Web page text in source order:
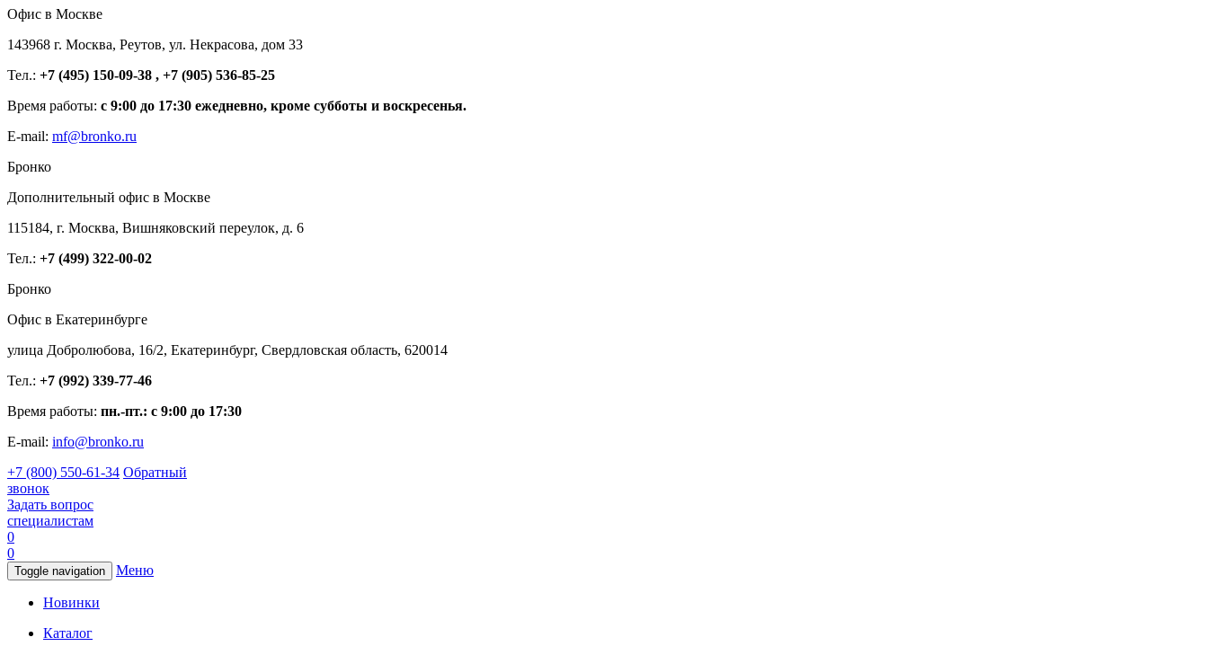
Офис в Москве
143968 г. Москва, Реутов, ул. Некрасова, дом 33
Тел.: +7 (495) 150-09-38 , +7 (905) 536-85-25
Время работы: с 9:00 до 17:30 ежедневно, кроме субботы и воскресенья.
E-mail: mf@bronko.ru
Бронко
Дополнительный офис в Москве
115184, г. Москва, Вишняковский переулок, д. 6
Тел.: +7 (499) 322-00-02
Бронко
Офис в Екатеринбурге
улица Добролюбова, 16/2, Екатеринбург, Свердловская область, 620014
Тел.: +7 (992) 339-77-46
Время работы: пн.-пт.: с 9:00 до 17:30
E-mail: info@bronko.ru
+7 (800) 550-61-34 Обратный
звонок
Задать вопрос
специалистам
0
0
Toggle navigation Меню
Новинки
Каталог